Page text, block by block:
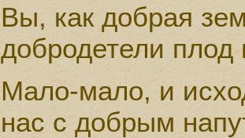
Вы, как добрая
добродетели плод
Мало-мало, и
нас с добрым